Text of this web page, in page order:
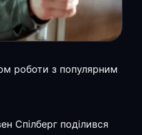
роботи з популярним
Спілберг поділився